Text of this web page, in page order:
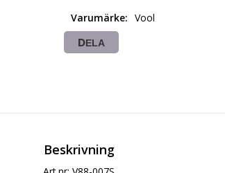
Varumärke Vool
DELA
Beskrivning